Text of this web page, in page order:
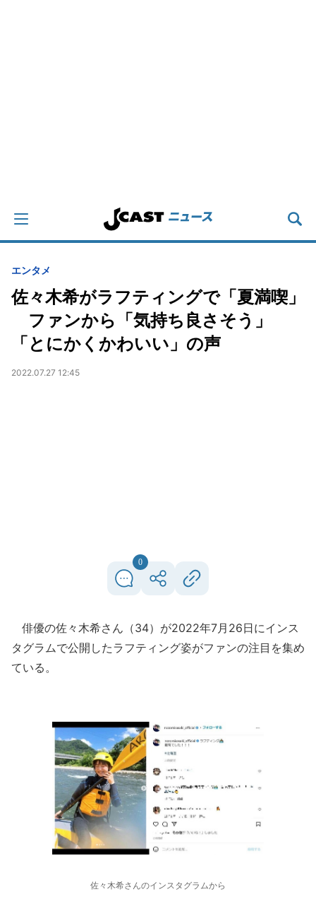
エンタメ
佐々木希がラフティングで「夏満喫」
ファンから「気持ち良さそう」
「とにかくかわいい」の声
2022.07.27 12:45
0
俳優の佐々木希さん（34）が2022年7月26日にインス
タグラムで公開したラフティング姿がファンの注目を集め
ている。
佐々木希さんのインスタグラムから